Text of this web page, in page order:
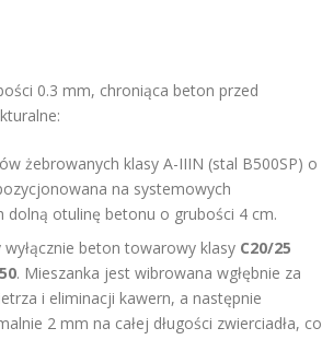
0.3 mm, chroniąca beton przed
żebrowanych klasy A-IIIN (stal B500SP) o
na systemowych
dolną otulinę betonu o grubości 4 cm.
beton towarowy klasy C20/25
. Mieszanka jest wibrowana wgłębnie za
i eliminacji kawern, a następnie
2 mm na całej długości zwierciadła, co